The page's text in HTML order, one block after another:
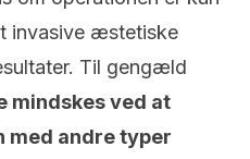
invasive æstetiske
Til gengæld
mindskes ved at
med andre typer